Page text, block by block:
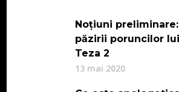
Noțiuni
păzirii poruncilor
Teza 2
13 mai 2020